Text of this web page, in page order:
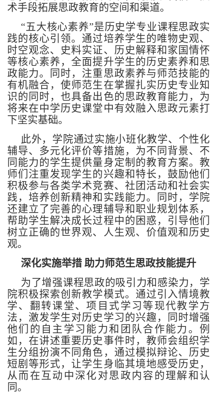
术手段拓展思政教育的空间和渠道。
“五大核心素养”是历史学专业课程思政实
践的核心引领。通过培养学生的唯物史观、
时空观念、史料实证、历史解释和家国情怀
等核心素养，全面提升学生的历史素养和思
政能力。同时，注重思政素养与师范技能的
有机融合，使师范生在掌握扎实历史专业知
识的同时，也具备出色的思政教育能力，为
将来在中学历史课堂中有效融入思政元素打
下坚实基础。
此外，学院通过实施小班化教学、个性化
辅导、多元化评价等措施，为不同背景、不
同能力的学生提供量身定制的教育方案。教
师们注重发现学生的兴趣和特长，鼓励他们
积极参与各类学术竞赛、社团活动和社会实
践，培养创新精神和实践能力。同时，学院
还建立了完善的心理辅导和职业规划体系，
帮助学生解决成长过程中的困惑，引导他们
树立正确的世界观、人生观、价值观和历史
观。
深化实施举措 助力师范生思政技能提升
为了增强课程思政的吸引力和感染力，学
院积极探索创新教学模式。通过引入情境教
学、翻转课堂、项目式学习等现代教学方
法，激发学生对历史学习的兴趣，同时增强
他们的自主学习能力和团队合作能力。例
如，在讲述重要历史事件时，教师会组织学
生分组扮演不同角色，通过模拟辩论、历史
短剧等形式，让学生身临其境地感受历史，
从而在互动中深化对思政内容的理解和认
同。